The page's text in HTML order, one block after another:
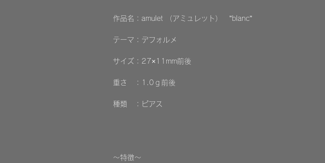
作品名：amulet （アミュレット） ”blanc”
テーマ：デフォルメ
サイズ：27×11mm前後
重さ ：1.0ｇ前後
種類 ：ピアス
～特徴～